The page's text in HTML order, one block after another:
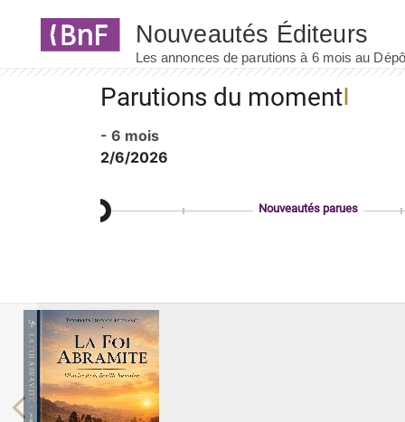
Parutions du moment
- 6 mois
2/6/2026
Nouveautés parues
Previous